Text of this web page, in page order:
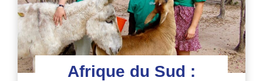
Afrique du Sud :